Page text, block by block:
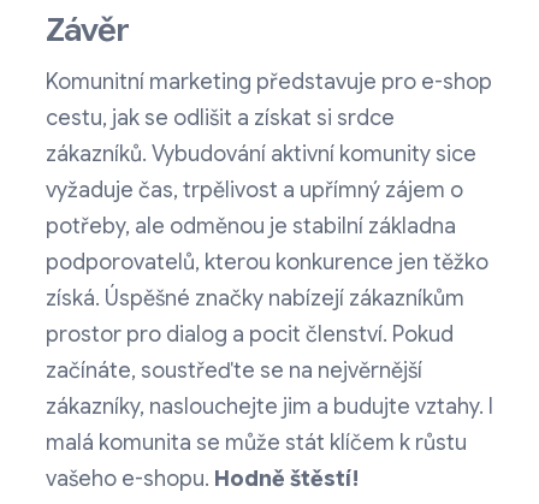
Závěr
Komunitní marketing představuje pro e-shop
cestu, jak se odlišit a získat si srdce
zákazníků. Vybudování aktivní komunity sice
vyžaduje čas, trpělivost a upřímný zájem o
potřeby, ale odměnou je stabilní základna
podporovatelů, kterou konkurence jen těžko
získá. Úspěšné značky nabízejí zákazníkům
prostor pro dialog a pocit členství. Pokud
začínáte, soustřeďte se na nejvěrnější
zákazníky, naslouchejte jim a budujte vztahy. I
malá komunita se může stát klíčem k růstu
vašeho e-shopu. Hodně štěstí!